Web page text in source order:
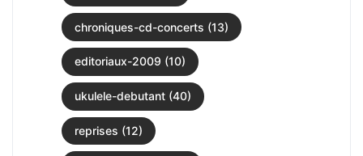
chroniques-cd-concerts (13)
editoriaux-2009 (10)
ukulele-debutant (40)
reprises (12)